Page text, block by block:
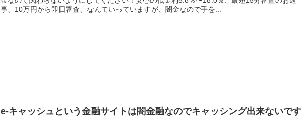
事、10万円から即日審査、なんていっていますが、闇金なので手を...
e-キャッシュという金融サイトは闇金融なのでキャッシング出来ないです